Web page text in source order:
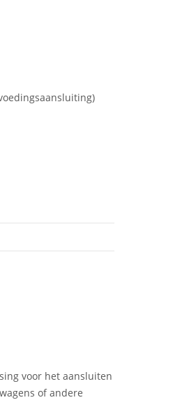
voor het aansluiten
of andere